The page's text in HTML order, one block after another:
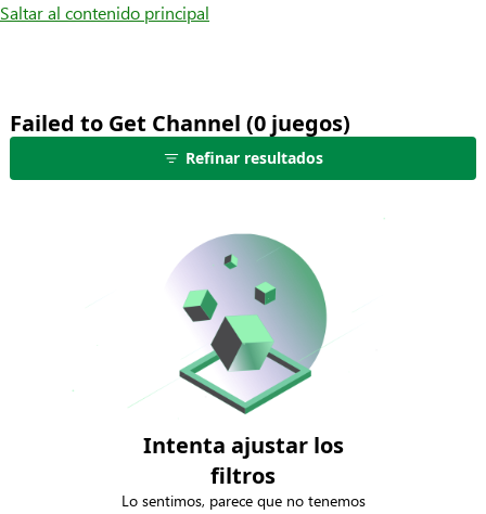
Saltar al contenido principal
Failed to Get Channel (0 juegos)no
muestran
juegos:
Refinar resultados
Intenta ajustar los
filtros
Lo sentimos, parece que no tenemos